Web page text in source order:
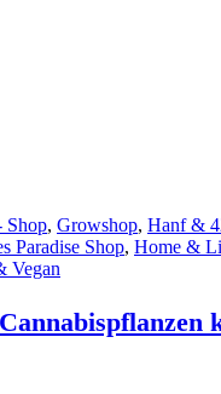
Shop, Growshop, Hanf &
Paradise Shop, Home &
Vegan